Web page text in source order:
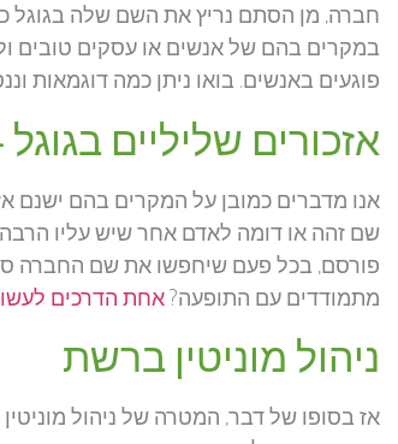
חברה, מן הסתם נריץ את השם שלה בגוגל
במקרים בהם של אנשים או עסקים טובים
פוגעים באנשים. בואו ניתן כמה דוגמאות
אזכורים שליליים
אנו מדברים כמובן על המקרים בהם ישנם
שם זהה או דומה לאדם אחר שיש עליו
פורסם, בכל פעם שיחפשו את שם החברה
מתמודדים עם התופעה?אחת הדרכים
ניהול מוניטין ברשת
אז בסופו של דבר, המטרה של ניהול